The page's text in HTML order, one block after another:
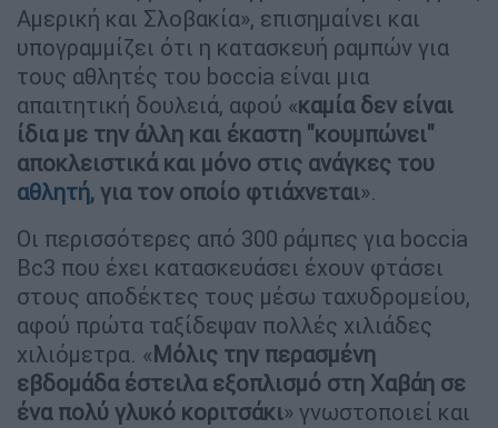
Αμερική και Σλοβακία», επισημαίνει και
υπογραμμίζει ότι η κατασκευή ραμπών για
τους αθλητές του boccia είναι μια
απαιτητική δουλειά, αφού «καμία δεν είναι
ίδια με την άλλη και έκαστη "κουμπώνει"
αποκλειστικά και μόνο στις ανάγκες του
αθλητή, για τον οποίο φτιάχνεται».
Οι περισσότερες από 300 ράμπες για boccia
Bc3 που έχει κατασκευάσει έχουν φτάσει
στους αποδέκτες τους μέσω ταχυδρομείου,
αφού πρώτα ταξίδεψαν πολλές χιλιάδες
χιλιόμετρα. «Μόλις την περασμένη
εβδομάδα έστειλα εξοπλισμό στη Χαβάη σε
ένα πολύ γλυκό κοριτσάκι» γνωστοποιεί και